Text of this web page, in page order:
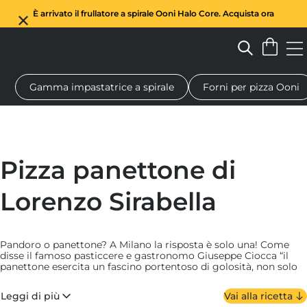
È arrivato il frullatore a spirale Ooni Halo Core. Acquista ora
Forno a legna per pizza Impastatrice a spirale Regali
Gamma impastatrice a spirale Forni per pizza Ooni
Pizza panettone di
Lorenzo Sirabella
Pandoro o panettone? A Milano la risposta è solo una! Come
disse il famoso pasticcere e gastronomo Giuseppe Ciocca “il
panettone esercita un fascino portentoso di golosità, non solo
capricciosa, sulla signora matura e grave, sull'uomo rude,
insomma su tutti”.
Leggi di più Vai alla ricetta